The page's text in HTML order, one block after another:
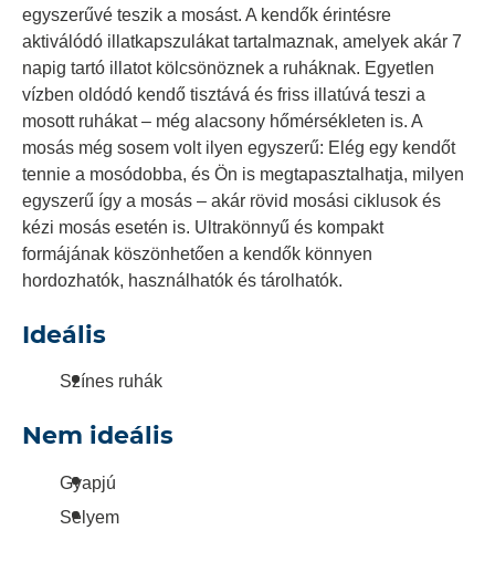
egyszerűvé teszik a mosást. A kendők érintésre
aktiválódó illatkapszulákat tartalmaznak, amelyek akár 7
napig tartó illatot kölcsönöznek a ruháknak. Egyetlen
vízben oldódó kendő tisztává és friss illatúvá teszi a
mosott ruhákat – még alacsony hőmérsékleten is. A
mosás még sosem volt ilyen egyszerű: Elég egy kendőt
tennie a mosódobba, és Ön is megtapasztalhatja, milyen
egyszerű így a mosás – akár rövid mosási ciklusok és
kézi mosás esetén is. Ultrakönnyű és kompakt
formájának köszönhetően a kendők könnyen
hordozhatók, használhatók és tárolhatók.
Ideális
Színes ruhák
Nem ideális
Gyapjú
Selyem